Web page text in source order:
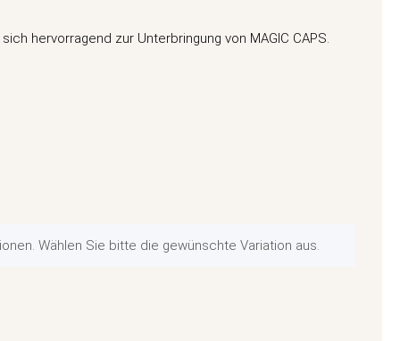
hervorragend zur Unterbringung von MAGIC CAPS.
Wählen Sie bitte die gewünschte Variation aus.